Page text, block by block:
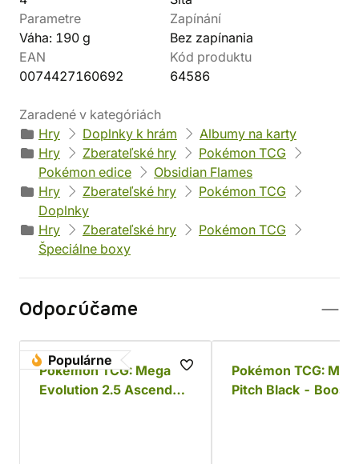
Parametre
Váha: 190 g
Zapínání
Bez zapínania
EAN
0074427160692
Kód produktu
64586
Zaradené v kategóriách
Hry
Doplnky k hrám
Albumy na karty
Hry
Zberateľské hry
Pokémon TCG
Pokémon edice
Obsidian Flames
Hry
Zberateľské hry
Pokémon TCG
Doplnky
Hry
Zberateľské hry
Pokémon TCG
Špeciálne boxy
Odporúčame
Populárne
Pokémon TCG: Mega
Evolution 2.5 Ascended
Pokémon TCG:
Pitch Black -